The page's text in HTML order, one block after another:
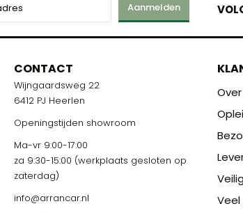
Aanmelden
ONS TEAM
STAAT VOOR U KLAAR!
ONS TEAM
STAAT VOOR
CONTACT
Wijngaardsweg 22
6412 PJ Heerlen
Openingstijden showroom
Ma-vr 9:00-17:00
za 9:30-15:00 (werkplaats gesloten op
zaterdag)
info@arrancar.nl